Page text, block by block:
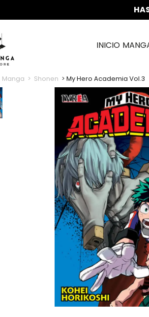
INICIO
Manga Shonen
My Hero Academia Vol.3